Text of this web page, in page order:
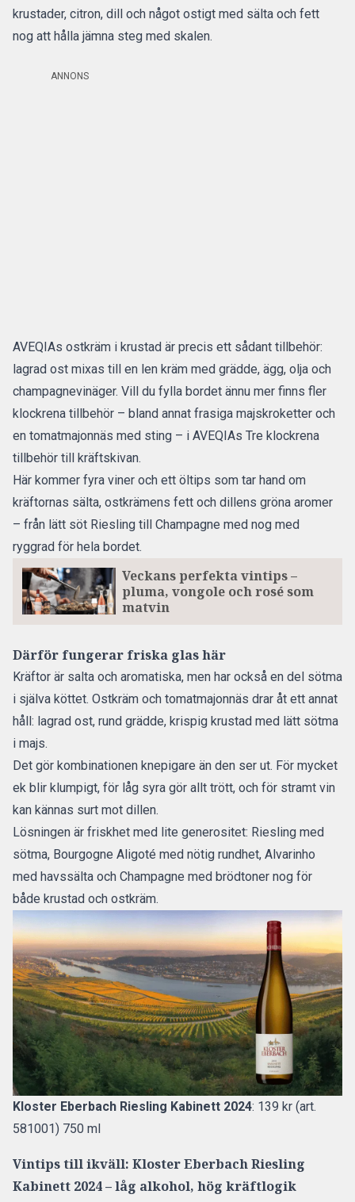
krustader, citron, dill och något ostigt med sälta och fett
nog att hålla jämna steg med skalen.
ANNONS
AVEQIAs ostkräm i krustad är precis ett sådant tillbehör:
lagrad ost mixas till en len kräm med grädde, ägg, olja och
champagnevinäger. Vill du fylla bordet ännu mer finns fler
klockrena tillbehör – bland annat frasiga majskroketter och
en tomatmajonnäs med sting – i AVEQIAs Tre klockrena
tillbehör till kräftskivan.
Här kommer fyra viner och ett öltips som tar hand om
kräftornas sälta, ostkrämens fett och dillens gröna aromer
– från lätt söt Riesling till Champagne med nog med
ryggrad för hela bordet.
Veckans perfekta vintips –
pluma, vongole och rosé som
matvin
Därför fungerar friska glas här
Kräftor är salta och aromatiska, men har också en del sötma
i själva köttet. Ostkräm och tomatmajonnäs drar åt ett annat
håll: lagrad ost, rund grädde, krispig krustad med lätt sötma
i majs.
Det gör kombinationen knepigare än den ser ut. För mycket
ek blir klumpigt, för låg syra gör allt trött, och för stramt vin
kan kännas surt mot dillen.
Lösningen är friskhet med lite generositet: Riesling med
sötma, Bourgogne Aligoté med nötig rundhet, Alvarinho
med havssälta och Champagne med brödtoner nog för
både krustad och ostkräm.
Kloster Eberbach Riesling Kabinett 2024: 139 kr (art.
581001) 750 ml
Vintips till ikväll: Kloster Eberbach Riesling
Kabinett 2024 – låg alkohol, hög kräftlogik